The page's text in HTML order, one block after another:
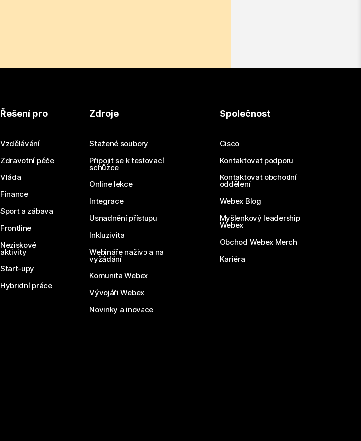
Řešení pro
Vzdělávání
Zdravotní péče
Vláda
Finance
Sport a zábava
Frontline
Neziskové
aktivity
Start-upy
Hybridní práce
Zdroje
Stažené soubory
Připojit se k testovací
schůzce
Online lekce
Integrace
Usnadnění přístupu
Inkluzivita
Webináře naživo a na
vyžádání
Komunita Webex
Vývojáři Webex
Novinky a inovace
Společnost
Cisco
Kontaktovat podporu
Kontaktovat obchodní
oddělení
Webex Blog
Myšlenkový leadership
Webex
Obchod Webex Merch
Kariéra